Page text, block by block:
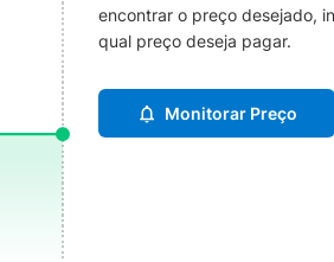
encontrar o preço desejado,
qual preço deseja pagar.
Monitorar Preço